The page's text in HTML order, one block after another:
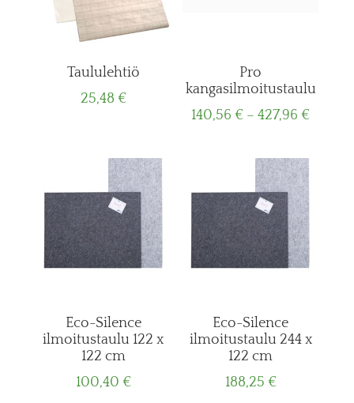
Taululehtiö
25,48 €
Pro
kangasilmoitustaulu
140,56€ – 427,96€Price
Eco-Silence
ilmoitustaulu 122 x
122 cm
100,40 €
Eco-Silence
ilmoitustaulu 244 x
122 cm
188,25 €